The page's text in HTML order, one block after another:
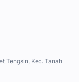
Tengsin, Kec. Tanah